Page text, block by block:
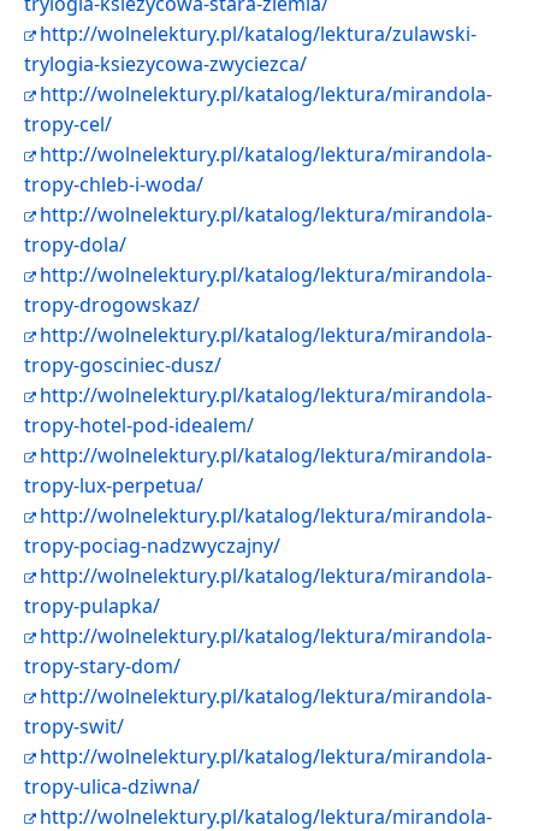
http://wolnelektury.pl/katalog/lektura/zulawski-
trylogia-ksiezycowa-zwyciezca/
http://wolnelektury.pl/katalog/lektura/mirandola-
tropy-cel/
http://wolnelektury.pl/katalog/lektura/mirandola-
tropy-chleb-i-woda/
http://wolnelektury.pl/katalog/lektura/mirandola-
tropy-dola/
http://wolnelektury.pl/katalog/lektura/mirandola-
tropy-drogowskaz/
http://wolnelektury.pl/katalog/lektura/mirandola-
tropy-gosciniec-dusz/
http://wolnelektury.pl/katalog/lektura/mirandola-
tropy-hotel-pod-idealem/
http://wolnelektury.pl/katalog/lektura/mirandola-
tropy-lux-perpetua/
http://wolnelektury.pl/katalog/lektura/mirandola-
tropy-pociag-nadzwyczajny/
http://wolnelektury.pl/katalog/lektura/mirandola-
tropy-pulapka/
http://wolnelektury.pl/katalog/lektura/mirandola-
tropy-stary-dom/
http://wolnelektury.pl/katalog/lektura/mirandola-
tropy-swit/
http://wolnelektury.pl/katalog/lektura/mirandola-
tropy-ulica-dziwna/
http://wolnelektury.pl/katalog/lektura/mirandola-